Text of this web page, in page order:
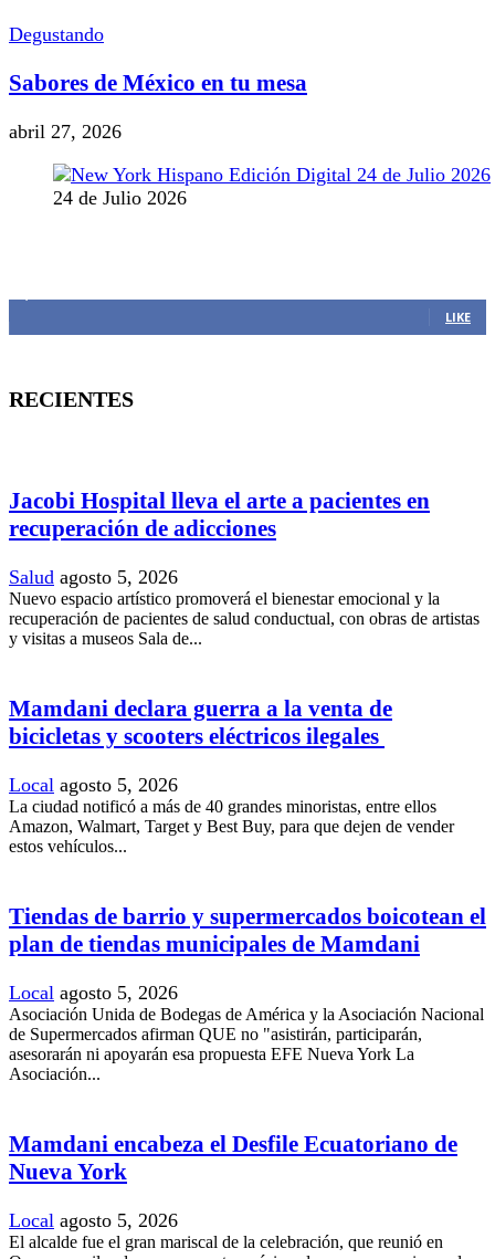
Degustando
Sabores de México en tu mesa
abril 27, 2026
24 de Julio 2026
LIKE
RECIENTES
Jacobi Hospital lleva el arte a pacientes en
recuperación de adicciones
Salud agosto 5, 2026
Nuevo espacio artístico promoverá el bienestar emocional y la
recuperación de pacientes de salud conductual, con obras de artistas
y visitas a museos Sala de...
Mamdani declara guerra a la venta de
bicicletas y scooters eléctricos ilegales
Local agosto 5, 2026
La ciudad notificó a más de 40 grandes minoristas, entre ellos
Amazon, Walmart, Target y Best Buy, para que dejen de vender
estos vehículos...
Tiendas de barrio y supermercados boicotean el
plan de tiendas municipales de Mamdani
Local agosto 5, 2026
Asociación Unida de Bodegas de América y la Asociación Nacional
de Supermercados afirman QUE no "asistirán, participarán,
asesorarán ni apoyarán esa propuesta EFE Nueva York La
Asociación...
Mamdani encabeza el Desfile Ecuatoriano de
Nueva York
Local agosto 5, 2026
El alcalde fue el gran mariscal de la celebración, que reunió en